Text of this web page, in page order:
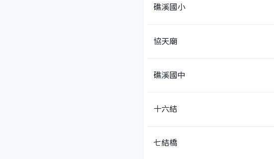
礁溪國小
協天廟
礁溪國中
十六結
七結橋